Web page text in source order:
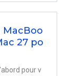
MacBoo
27 po
pour v